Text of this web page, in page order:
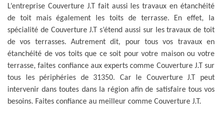
L’entreprise Couverture J.T fait aussi les travaux en étanchéité
de toit mais également les toits de terrasse. En effet, la
spécialité de Couverture J.T s’étend aussi sur les travaux de toit
de vos terrasses. Autrement dit, pour tous vos travaux en
étanchéité de vos toits que ce soit pour votre maison ou votre
terrasse, faites confiance aux experts comme Couverture J.T sur
tous les périphéries de 31350. Car le Couverture J.T peut
intervenir dans toutes dans la région afin de satisfaire tous vos
besoins. Faites confiance au meilleur comme Couverture J.T.